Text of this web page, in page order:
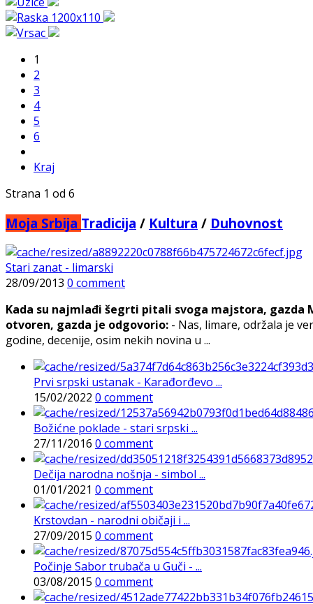
1
2
3
4
5
6
Kraj
Strana 1 od 6
Moja Srbija Tradicija / Kultura / Duhovnost
Stari zanat - limarski
28/09/2013 0 comment
Kada su najmlađi šegrti pitali svoga majstora, gazda
otvoren, gazda je odgovorio: - Nas, limare, održala je
godine, decenije, osim nekih novina u ...
Prvi srpski ustanak - Karađorđevo ...
15/02/2022 0 comment
Božićne poklade - stari srpski ...
27/11/2016 0 comment
Dečija narodna nošnja - simbol ...
01/01/2021 0 comment
Krstovdan - narodni običaji i ...
27/09/2015 0 comment
Počinje Sabor trubača u Guči - ...
03/08/2015 0 comment